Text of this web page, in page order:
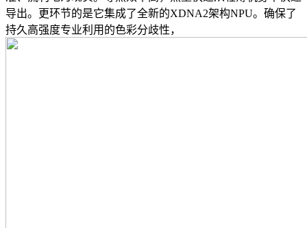
导出。更环节的是它集成了全新的XDNA2架构NPU。确保了
持久高强度专业利用的色彩分歧性，